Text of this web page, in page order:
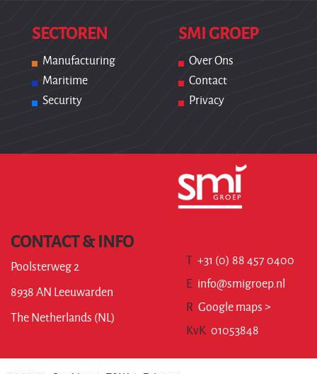
SECTOREN
Manufacturing
Maritime
Security
SMI GROEP
Over Ons
Contact
Privacy
CONTACT & INFO
Poolsterweg 2
8938 AN Leeuwarden
The Netherlands (NL)
T +31 (0) 88 457 0400
E info@smigroep.nl
R Google maps >
KvK 01053848